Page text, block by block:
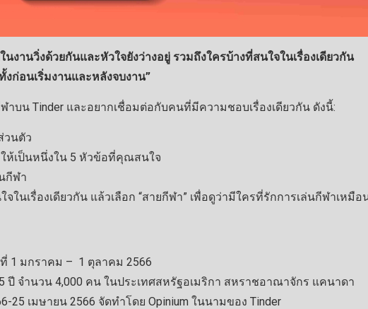
งานวิ่งด้วยกันและหัวใจยังว่างอยู่ รวมถึงใครบ้างที่สนใจในเรื่องเดียวกัน
งก่อนเริ่มงานและหลังจบงาน”
บน Tinder และอยากเชื่อมต่อกับคนที่มีความชอบเรื่องเดียวกัน ดังนี้:
วนตัว
ให้เป็นหนึ่งใน 5 หัวข้อที่คุณสนใจ
กีฬา
นเรื่องเดียวกัน แล้วเลือก “สายกีฬา” เพื่อดูว่ามีใครที่รักการเล่นกีฬาเหมือ
1 มกราคม – 1 ตุลาคม 2566
ปี จำนวน 4,000 คน ในประเทศสหรัฐอเมริกา สหราชอาณาจักร แคนาดา
25 เมษายน 2566 จัดทำโดย Opinium ในนามของ Tinder